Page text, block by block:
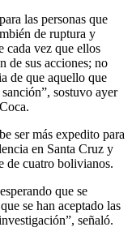
las personas que
de ruptura y
cada vez que ellos
de sus acciones; no
de que aquello que
sostuvo ayer
ser más expedito para
en Santa Cruz y
de cuatro bolivianos.
que se
se han aceptado las
señaló.